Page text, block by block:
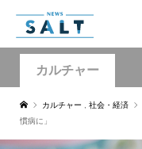
カルチャー
カルチャー 社会・経済
慣病に」